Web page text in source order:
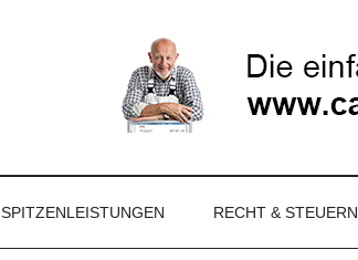
SPITZENLEISTUNGEN RECHT & STEUERN